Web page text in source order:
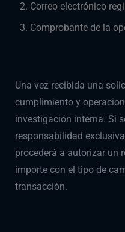
Correo electrónico
Comprobante de la
Una vez recibida una
cumplimiento y
investigación interna. Si
responsabilidad
procederá a autorizar un
importe con el tipo de
transacción.